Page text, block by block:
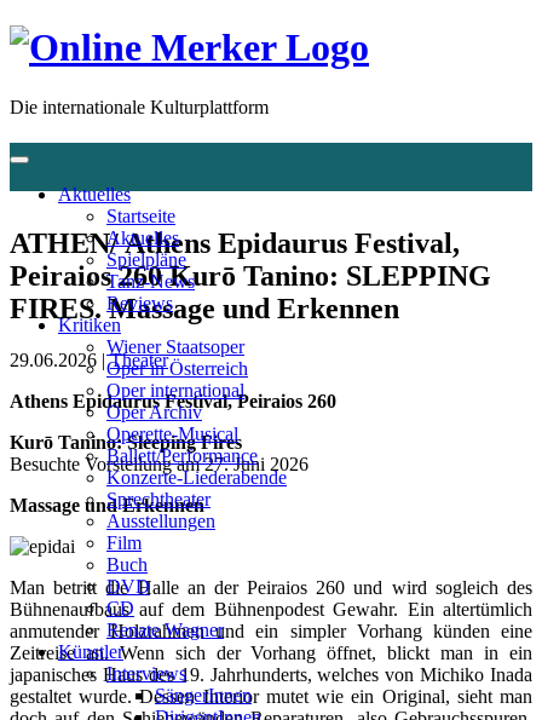
Die internationale Kulturplattform
Aktuelles
Startseite
Aktuelles
Spielpläne
Tanz-News
Reviews
Kritiken
Wiener Staatsoper
Oper in Österreich
Oper international
Oper Archiv
Operette-Musical
Ballett/Performance
Konzerte-Liederabende
Sprechtheater
Ausstellungen
Film
Buch
DVD
CD
Renate Wagner
Künstler
Interviews
SängerInnen
ATHEN/ Athens Epidaurus Festival,
Peiraios 260 Kurō Tanino: SLEPPING
FIRES. Massage und Erkennen
29.06.2026 |Theater
Athens Epidaurus Festival, Peiraios 260
Kurō Tanino: Sleeping Fires
Besuchte Vorstellung am 27. Juni 2026
Massage und Erkennen
Man betritt die Halle an der Peiraios 260 und wird sogleich des
Bühnenaufbaus auf dem Bühnenpodest Gewahr. Ein altertümlich
anmutender Holzrahmen und ein simpler Vorhang künden eine
Zeitreise an. Wenn sich der Vorhang öffnet, blickt man in ein
japanisches Haus des 19. Jahrhunderts, welches von Michiko Inada
gestaltet wurde. Dessen Interior mutet wie ein Original, sieht man